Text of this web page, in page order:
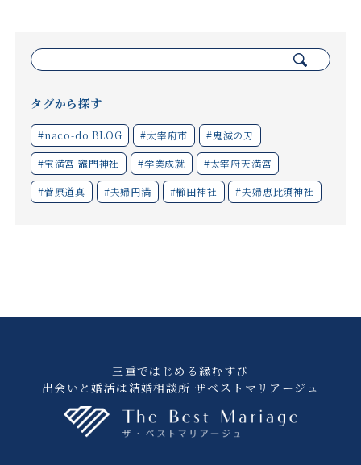
索:
タグから探す
#naco-do BLOG #太宰府市 #鬼滅の刃
#宝満宮 竈門神社 #学業成就 #太宰府天満宮
#菅原道真 #夫婦円満 #櫛田神社 #夫婦恵比須神社
三重ではじめる縁むすび
出会いと婚活は結婚相談所 ザベストマリアージュ